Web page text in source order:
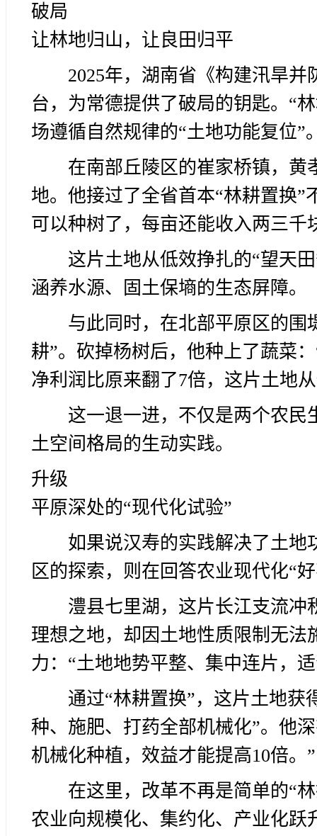
破局
让林地归山，让良田归平
2025年，湖南省《构建汛旱
台，为常德提供了破局的钥匙。“
场遵循自然规律的“土地功能复位”
在南部丘陵区的崔家桥镇，黄
地。他接过了全省首本“林耕置换
可以种树了，每亩还能收入两三千
这片土地从低效挣扎的“望天
涵养水源、固土保墒的生态屏障。
与此同时，在北部平原区的围
耕”。砍掉杨树后，他种上了蔬菜
净利润比原来翻了7倍，这片土地
这一退一进，不仅是两个农民
土空间格局的生动实践。
升级
平原深处的“现代化试验”
如果说汉寿的实践解决了土地
区的探索，则在回答农业现代化“
澧县七里湖，这片长江支流冲
理想之地，却因土地性质限制无
力：“土地地势平整、集中连片，
通过“林耕置换”，这片土地获
种、施肥、打药全部机械化”。他
机械化种植，效益才能提高10倍。”
在这里，改革不再是简单的“
农业向规模化、集约化、产业化跃